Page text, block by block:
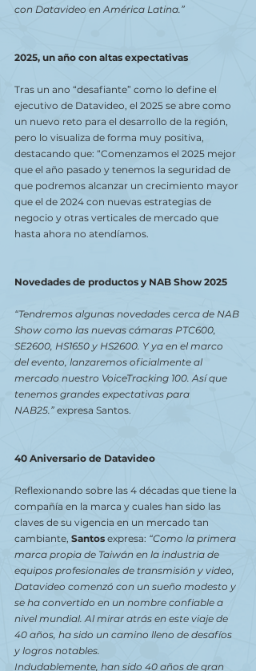
con Datavideo en América Latina.”
2025, un año con altas expectativas
Tras un ano “desafiante” como lo define el
ejecutivo de Datavideo, el 2025 se abre como
un nuevo reto para el desarrollo de la región,
pero lo visualiza de forma muy positiva,
destacando que: “Comenzamos el 2025 mejor
que el año pasado y tenemos la seguridad de
que podremos alcanzar un crecimiento mayor
que el de 2024 con nuevas estrategias de
negocio y otras verticales de mercado que
hasta ahora no atendíamos.
Novedades de productos y NAB Show 2025
“Tendremos algunas novedades cerca de NAB
Show como las nuevas cámaras PTC600,
SE2600, HS1650 y HS2600. Y ya en el marco
del evento, lanzaremos oficialmente al
mercado nuestro VoiceTracking 100. Así que
tenemos grandes expectativas para
NAB25.” expresa Santos.
40 Aniversario de Datavideo
Reflexionando sobre las 4 décadas que tiene la
compañía en la marca y cuales han sido las
claves de su vigencia en un mercado tan
cambiante, Santos expresa: “Como la primera
marca propia de Taiwán en la industria de
equipos profesionales de transmisión y video,
Datavideo comenzó con un sueño modesto y
se ha convertido en un nombre confiable a
nivel mundial. Al mirar atrás en este viaje de
40 años, ha sido un camino lleno de desafíos
y logros notables.
Indudablemente, han sido 40 años de gran